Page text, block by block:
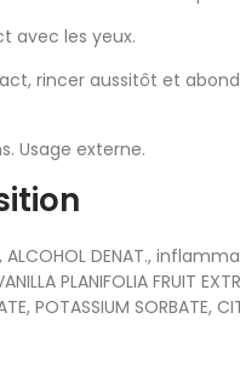
avec les yeux.
rincer aussitôt et
Usage externe.
ALCOHOL DENAT.,
PLANIFOLIA FRUIT
POTASSIUM SORBATE,